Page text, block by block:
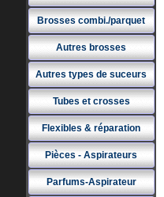
Brosses combi./parquet
Autres brosses
Autres types de suceurs
Tubes et crosses
Flexibles & réparation
Pièces - Aspirateurs
Parfums-Aspirateur